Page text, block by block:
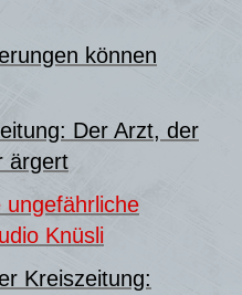
können
Der Arzt, der
ärgert
Knüsli
Kreiszeitung: